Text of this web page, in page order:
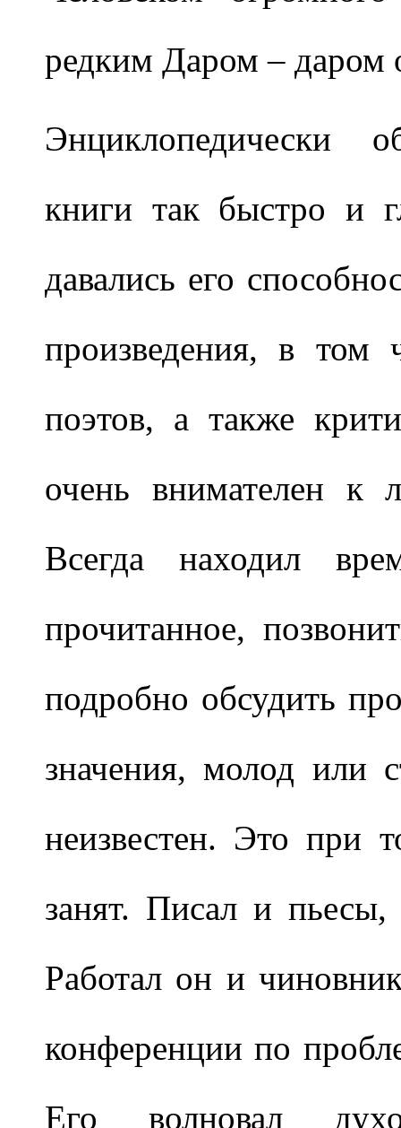
редким Даром – даром
Энциклопедически
книги так быстро и
давались его
произведения, в том
поэтов, а также
очень внимателен к
Всегда находил
прочитанное,
подробно обсудить
значения, молод или
неизвестен. Это при
занят. Писал и
Работал он и
конференции по
Его волновал